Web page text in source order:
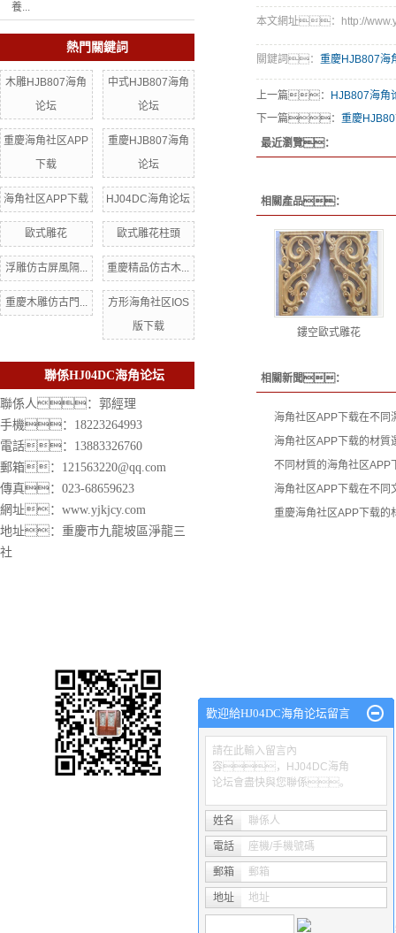
養...
熱門關鍵詞
木雕HJB807海角
论坛
中式HJB807海角
论坛
重慶海角社区APP
下载
重慶HJB807海角
论坛
海角社区APP下载 HJ04DC海角论坛
歐式雕花 歐式雕花柱頭
浮雕仿古屏風隔... 重慶精品仿古木...
重慶木雕仿古門...
方形海角社区IOS
版下载
聯係HJ04DC海角论坛
聯係人：郭經理
手機：18223264993
電話：13883326760
郵箱：121563220@qq.com
傳真：023-68659623
網址： www.yjkjcy.com
地址：重慶市九龍坡區淨龍三
社
本文網址：http://
關鍵詞： 重慶HJB807海
上一篇：
HJB807海
下一篇： 重慶
最近瀏覽：
相關產品：
鏤空歐式雕花
相關新聞：
海角社区APP下载在不同
海角社区APP下载的材質
不同材質的海角社区APP
海角社区APP下载在不同
重慶海角社区APP下载的
| 主營區域：重慶 沙坪壩
Powered by 祥雲平台
渝公網安備
歡迎給HJ04DC海角论坛留言
請在此輸入留言內
容，HJ04DC海角
论坛會盡快與您聯係。
姓名 聯係人
電話 座機/手機號碼
郵箱 郵箱
地址 地址